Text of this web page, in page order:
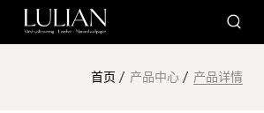
首页 产品中心 产品详情